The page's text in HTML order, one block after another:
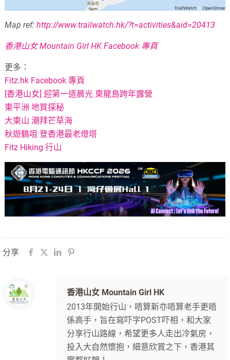
Map ref:http://www.trailwatch.hk/?t=activities&aid=20413
香港山女 Mountain Girl HK Facebook 專頁
更多：
Fitz.hk Facebook 專頁
[香港山女] 迎第一道晨光 東龍島跨年露營
東平洲 地質探秘
大東山 潮拜芒草海
秋遊鶴咀 登香港最老燈塔
Fitz Hiking 行山
分享
香港山女 Mountain Girl HK
2013年開始行山，唔算新亦唔算老手更唔
係高手，旨在寫吓字POST吓相，和大家
分享行山路線，希望更多人走出冷氣房，
投入大自然懷抱，細意欣賞之下，香港其